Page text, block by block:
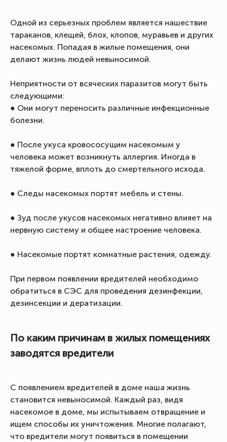
Одной из серьезных проблем является нашествие
тараканов, клещей, блох, клопов, муравьев и других
насекомых. Попадая в жилые помещения, они
делают жизнь людей невыносимой.
Неприятности от всяческих паразитов могут быть
следующими:
● Они могут переносить различные инфекционные
болезни.
● После укуса кровососущим насекомым у
человека может возникнуть аллергия. Иногда в
тяжелой форме, вплоть до смертельного исхода.
● Следы насекомых портят мебель и стены.
● Зуд после укусов насекомых негативно влияет на
нервную систему и общее настроение человека.
● Насекомые портят комнатные растения, одежду.
При первом появлении вредителей необходимо
обратиться в СЭС для проведения дезинфекции,
дезинсекции и дератизации.
По каким причинам в жилых помещениях
заводятся вредители
С появлением вредителей в доме наша жизнь
становится невыносимой. Каждый раз, видя
насекомое в доме, мы испытываем отвращение и
ищем способы их уничтожения. Многие полагают,
что вредители могут появиться в помещении